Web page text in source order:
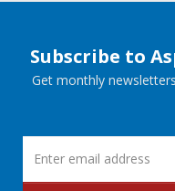
Subscribe to
Get monthly